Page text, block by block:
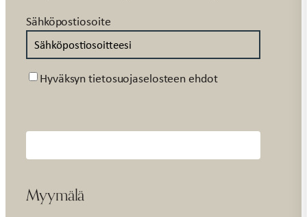
Sähköpostiosoite
Suostumus
Hyväksyn tietosuojaselosteen ehdot
Myymälä